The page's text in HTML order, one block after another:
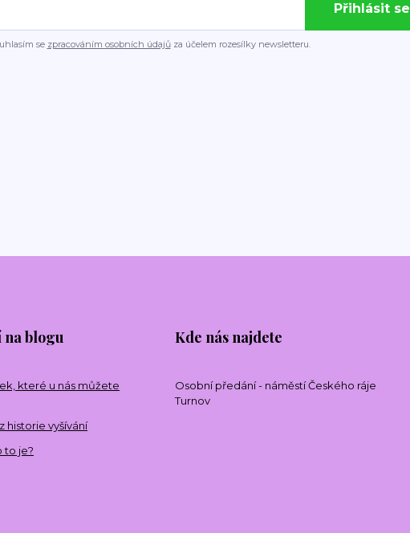
Přihlásit se
se zpracováním osobních údajůza účelem rozesílky newsletteru.
na blogu
které u nás můžete
historie vyšívání
to je?
Kde nás najdete
Osobní předání - náměstí Českého ráje
Turnov